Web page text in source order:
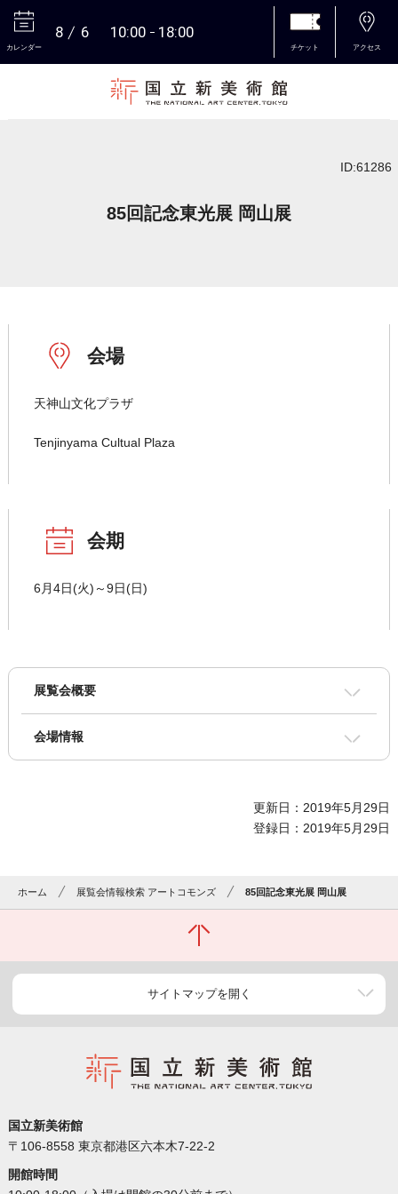
カレンダー
8 6 10:00 18:00
チケット アクセス
ID:61286
85回記念東光展 岡山展
会場
天神山文化プラザ
Tenjinyama Cultual Plaza
会期
6月4日(火)～9日(日)
展覧会概要
会場情報
更新日：2019年5月29日
登録日：2019年5月29日
ホーム 展覧会情報検索 アートコモンズ 85回記念東光展 岡山展
サイトマップを開く
国立新美術館
〒106-8558 東京都港区六本木7-22-2
開館時間